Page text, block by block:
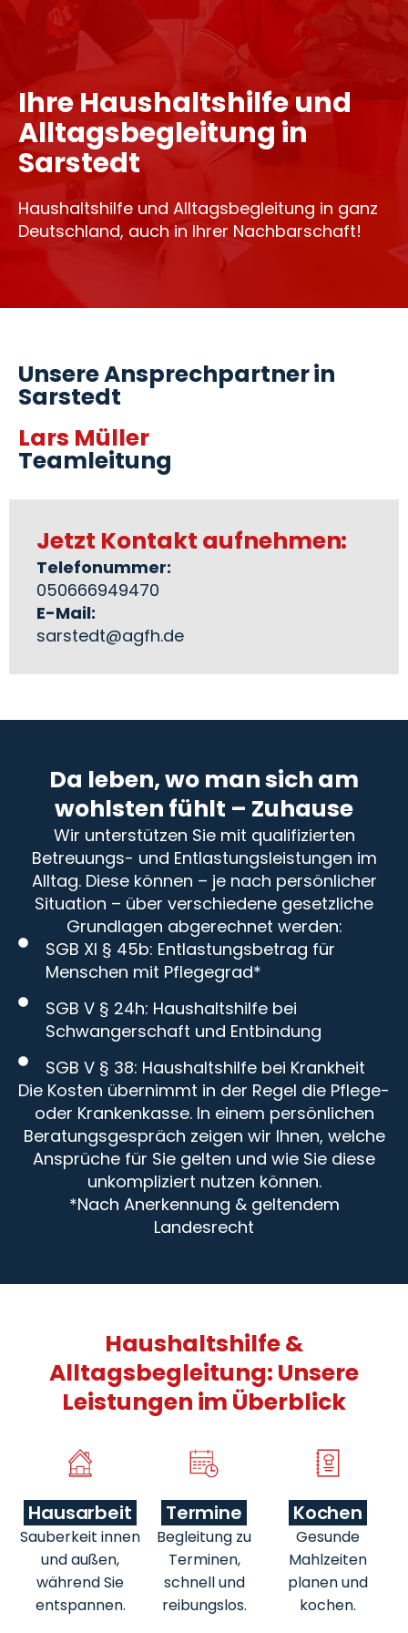
Ihre Haushaltshilfe und
Alltagsbegleitung in
Sarstedt
Haushaltshilfe und Alltagsbegleitung in ganz
Deutschland, auch in Ihrer Nachbarschaft!
Unsere Ansprechpartner in
Sarstedt
Lars Müller
Teamleitung
Jetzt Kontakt aufnehmen:
Telefonummer:
050666949470
E-Mail:
sarstedt@agfh.de
Da leben, wo man sich am
wohlsten fühlt – Zuhause
Wir unterstützen Sie mit qualifizierten
Betreuungs- und Entlastungsleistungen im
Alltag. Diese können – je nach persönlicher
Situation – über verschiedene gesetzliche
Grundlagen abgerechnet werden:
SGB XI § 45b: Entlastungsbetrag für
Menschen mit Pflegegrad*
SGB V § 24h: Haushaltshilfe bei
Schwangerschaft und Entbindung
SGB V § 38: Haushaltshilfe bei Krankheit
Die Kosten übernimmt in der Regel die Pflege-
oder Krankenkasse. In einem persönlichen
Beratungsgespräch zeigen wir Ihnen, welche
Ansprüche für Sie gelten und wie Sie diese
unkompliziert nutzen können.
*Nach Anerkennung & geltendem
Landesrecht
Haushaltshilfe &
Alltagsbegleitung: Unsere
Leistungen im Überblick
Hausarbeit
Sauberkeit innen
und außen,
während Sie
entspannen.
Termine
Begleitung zu
Terminen,
schnell und
reibungslos.
Kochen
Gesunde
Mahlzeiten
planen und
kochen.